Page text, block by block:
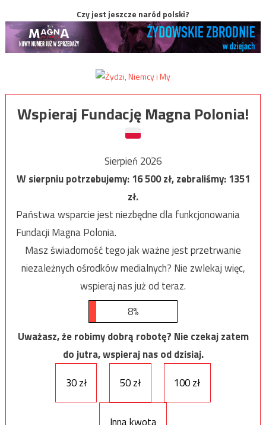
Czy jest jeszcze naród polski?
Wspieraj Fundację Magna Polonia!
Sierpień 2026
W sierpniu potrzebujemy:16 500zł, zebraliśmy:1351
zł.
Państwa wsparcie jest niezbędne dla funkcjonowania
Fundacji Magna Polonia.
Masz świadomość tego jak ważne jest przetrwanie
niezależnych ośrodków medialnych? Nie zwlekaj więc,
wspieraj nas już od teraz.
8%
Uważasz, że robimy dobrą robotę? Nie czekaj zatem
do jutra, wspieraj nas od dzisiaj.
30 zł
50 zł 100 zł
Inna kwota